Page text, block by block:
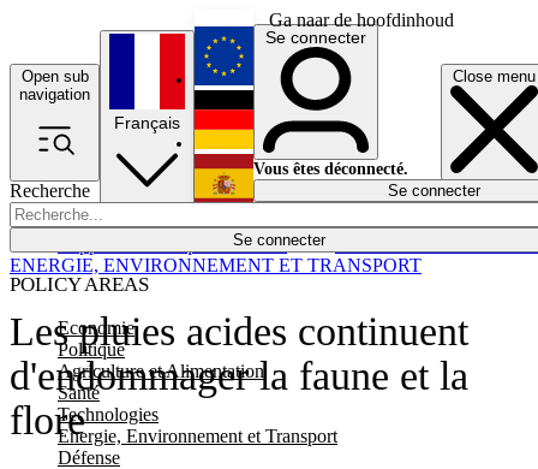
Ga naar de hoofdinhoud
Open sub
navigation
Close menu
Recherche
Se connecter
POLICY AREAS
Economie
Politique
Agriculture et Alimentation
Santé
Technologies
Energie, Environnement et Transport
Défense
Économie
Français
English
Deutsch
Español
Se connecter
Vous êtes déconnecté.
Se connecter
Les pluies acides continuent
d'endommager la faune et la
flore
ENERGIE, ENVIRONNEMENT ET TRANSPORT